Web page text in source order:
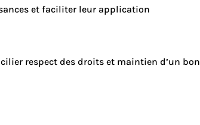
et faciliter leur application
respect des droits et maintien d’un bon